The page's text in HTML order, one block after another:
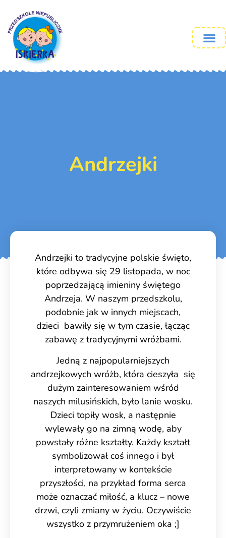
Andrzejki
Andrzejki to tradycyjne polskie święto,
które odbywa się 29 listopada, w noc
poprzedzającą imieniny świętego
Andrzeja. W naszym przedszkolu,
podobnie jak w innych miejscach,
dzieci bawiły się w tym czasie, łącząc
zabawę z tradycyjnymi wróżbami.
Jedną z najpopularniejszych
andrzejkowych wróżb, która cieszyła się
dużym zainteresowaniem wśród
naszych milusińskich, było lanie wosku.
Dzieci topiły wosk, a następnie
wylewały go na zimną wodę, aby
powstały różne kształty. Każdy kształt
symbolizował coś innego i był
interpretowany w kontekście
przyszłości, na przykład forma serca
może oznaczać miłość, a klucz – nowe
drzwi, czyli zmiany w życiu. Oczywiście
wszystko z przymrużeniem oka ;]